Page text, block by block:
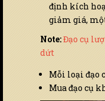
định kích
giảm giá,
Note:Đạo cụ
dứt
Mỗi loại đạo
Mua đạo cụ